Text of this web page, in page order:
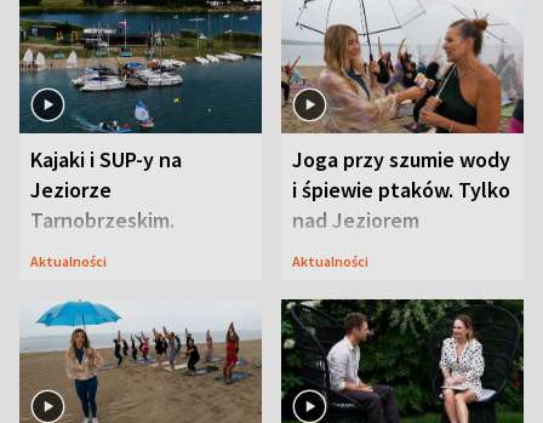
Kajaki i SUP-y na
Jeziorze
Tarnobrzeskim.
Przyrodnicy zwracają
Aktualności
Joga przy szumie wody
i śpiewie ptaków. Tylko
nad Jeziorem
Tarnobrzeskim
Aktualności